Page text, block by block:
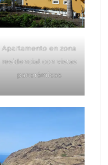
Apartamento en zona
residencial con vistas
panorámicas